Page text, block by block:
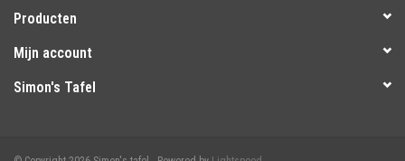
Producten
Mijn account
Simon's Tafel